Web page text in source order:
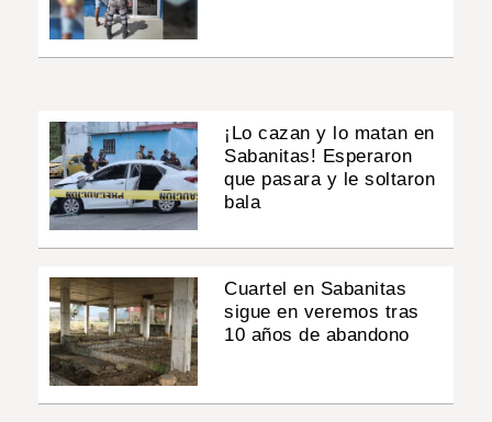
¡Lo cazan y lo matan en
Sabanitas! Esperaron
que pasara y le soltaron
bala
Cuartel en Sabanitas
sigue en veremos tras
10 años de abandono